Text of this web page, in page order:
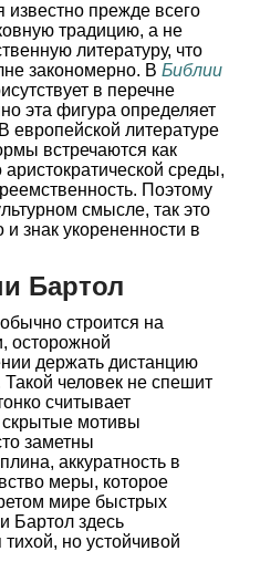
известно прежде всего
традицию, а не
литературу, что
закономерно. В Библии
в перечне
эта фигура определяет
европейской литературе
встречаются как
среды,
Поэтому
смысле, так это
знак укорененности в
Бартол
строится на
осторожной
держать дистанцию
человек не спешит
считывает
мотивы
заметны
аккуратность в
меры, которое
мире быстрых
Бартол здесь
тихой, но устойчивой